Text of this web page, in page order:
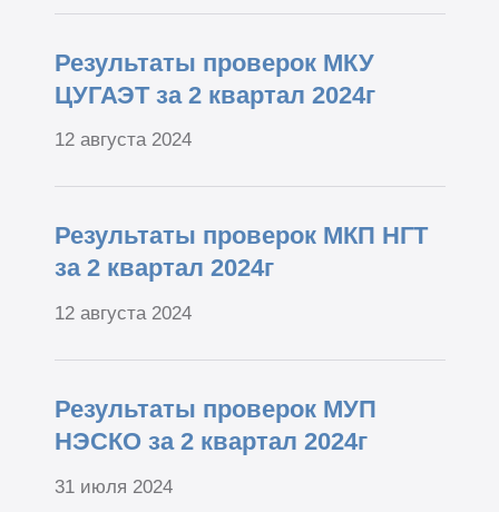
Результаты проверок МКУ
ЦУГАЭТ за 2 квартал 2024г
12 августа 2024
Результаты проверок МКП НГТ
за 2 квартал 2024г
12 августа 2024
Результаты проверок МУП
НЭСКО за 2 квартал 2024г
31 июля 2024